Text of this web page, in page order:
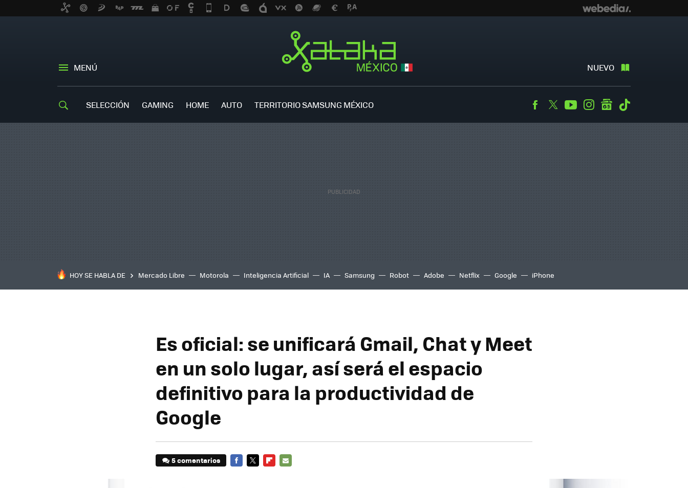
MENÚ NUEVO
SELECCIÓN GAMING HOME AUTO TERRITORIO SAMSUNG MÉXICO Facebook
TwitterYoutubeInstagramgooglenews
HOY SE HABLA DE Mercado Libre Motorola Inteligencia Artificial IA Samsung Robot Adobe Netflix Google iPhone
Es oficial: se unificará Gmail, Chat y Meet
en un solo lugar, así será el espacio
definitivo para la productividad de
Google
5 comentarios